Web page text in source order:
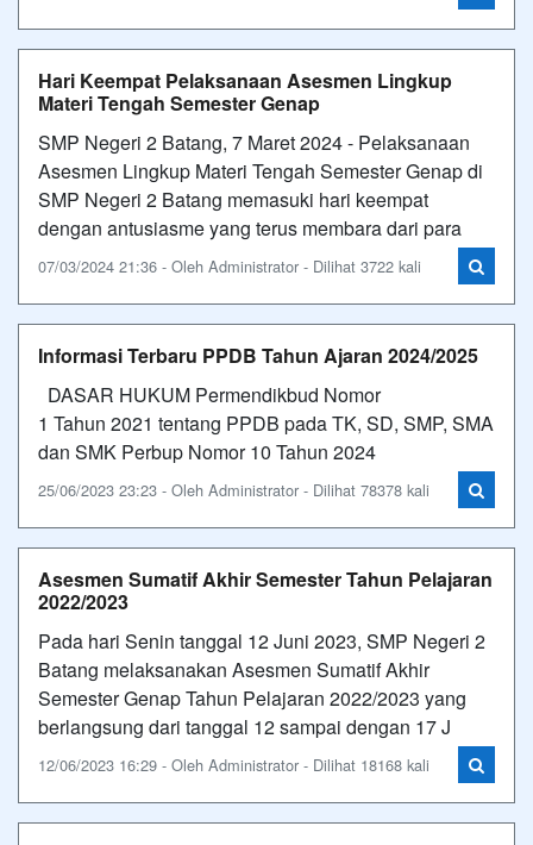
Hari Keempat Pelaksanaan Asesmen Lingkup
Materi Tengah Semester Genap
SMP Negeri 2 Batang, 7 Maret 2024 - Pelaksanaan
Asesmen Lingkup Materi Tengah Semester Genap di
SMP Negeri 2 Batang memasuki hari keempat
dengan antusiasme yang terus membara dari para
07/03/2024 21:36 - Oleh Administrator - Dilihat 3722 kali
Informasi Terbaru PPDB Tahun Ajaran 2024/2025
DASAR HUKUM Permendikbud Nomor
1 Tahun 2021 tentang PPDB pada TK, SD, SMP, SMA
dan SMK Perbup Nomor 10 Tahun 2024
25/06/2023 23:23 - Oleh Administrator - Dilihat 78378 kali
Asesmen Sumatif Akhir Semester Tahun Pelajaran
2022/2023
Pada hari Senin tanggal 12 Juni 2023, SMP Negeri 2
Batang melaksanakan Asesmen Sumatif Akhir
Semester Genap Tahun Pelajaran 2022/2023 yang
berlangsung dari tanggal 12 sampai dengan 17 J
12/06/2023 16:29 - Oleh Administrator - Dilihat 18168 kali